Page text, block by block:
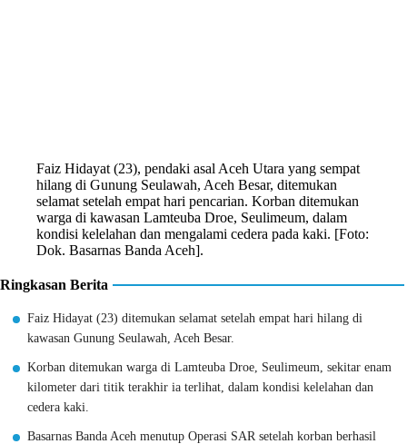
Faiz Hidayat (23), pendaki asal Aceh Utara yang sempat
hilang di Gunung Seulawah, Aceh Besar, ditemukan
selamat setelah empat hari pencarian. Korban ditemukan
warga di kawasan Lamteuba Droe, Seulimeum, dalam
kondisi kelelahan dan mengalami cedera pada kaki. [Foto:
Dok. Basarnas Banda Aceh].
Ringkasan Berita
Faiz Hidayat (23) ditemukan selamat setelah empat hari hilang di
kawasan Gunung Seulawah, Aceh Besar.
Korban ditemukan warga di Lamteuba Droe, Seulimeum, sekitar enam
kilometer dari titik terakhir ia terlihat, dalam kondisi kelelahan dan
cedera kaki.
Basarnas Banda Aceh menutup Operasi SAR setelah korban berhasil